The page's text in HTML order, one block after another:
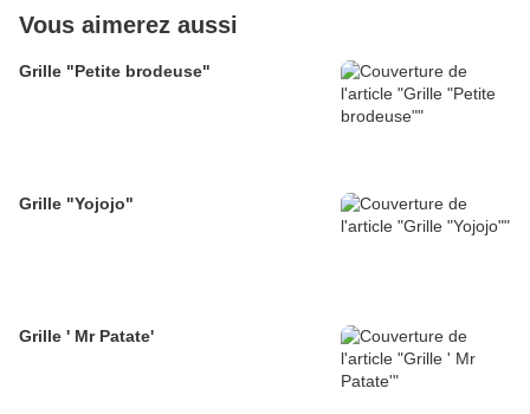
Vous aimerez aussi
Grille "Petite brodeuse"
Grille "Yojojo"
Grille ' Mr Patate'